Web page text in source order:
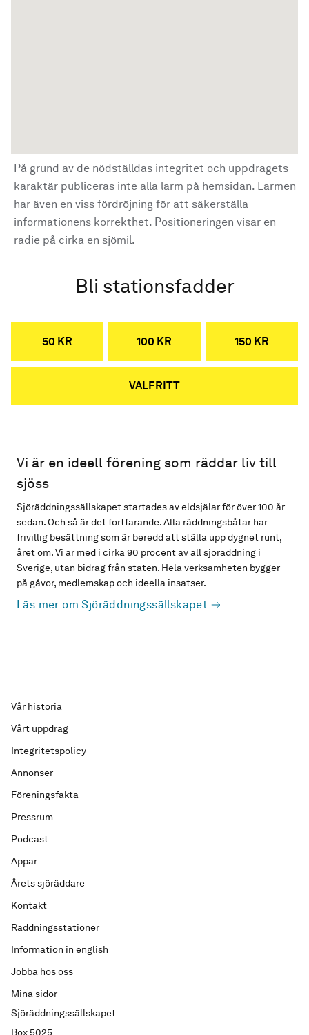
På grund av de nödställdas integritet och uppdragets
karaktär publiceras inte alla larm på hemsidan. Larmen
har även en viss fördröjning för att säkerställa
informationens korrekthet. Positioneringen visar en
radie på cirka en sjömil.
Bli stationsfadder
50 KR 100 KR 150 KR
VALFRITT
Vi är en ideell förening som räddar liv till
sjöss
Sjöräddningssällskapet startades av eldsjälar för över 100 år
sedan. Och så är det fortfarande. Alla räddningsbåtar har
frivillig besättning som är beredd att ställa upp dygnet runt,
året om. Vi är med i cirka 90 procent av all sjöräddning i
Sverige, utan bidrag från staten. Hela verksamheten bygger
på gåvor, medlemskap och ideella insatser.
Läs mer om Sjöräddningssällskapet
Sjöräddningssällskapet
Box 5025
Vår historia
Vårt uppdrag
Integritetspolicy
Annonser
Föreningsfakta
Pressrum
Podcast
Appar
Årets sjöräddare
Kontakt
Räddningsstationer
Information in english
Jobba hos oss
Mina sidor